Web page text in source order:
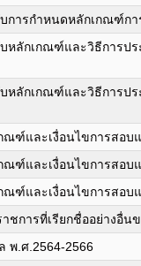
การกำหนดหลักเกณฑ์กา
หลักเกณฑ์และวิธีการป
หลักเกณฑ์และวิธีการป
ณฑ์และเงื่อนไขการสอ
ณฑ์และเงื่อนไขการสอ
ณฑ์และเงื่อนไขการสอบ
ชการที่เรียกชื่ออย่างอื่น
พ.ศ.2564-2566